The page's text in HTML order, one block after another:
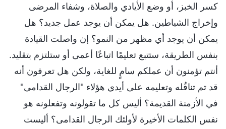
كسر الخبز، أو وضع الأيادي والصلاة، وشفاء المرضى
وإخراج الشياطين. هل يمكن أن يوجد عمل جديد؟ هل
يمكن أن يوجد أي مظهر من النمو؟ إن واصلت القيادة
بنفس الطريقة، ستتبع تعليمًا اتباعًا أعمى أو ستلتزم بتقليد.
أنتم تؤمنون أن عملكم سامٍ للغاية، ولكن هل تعرفون أنه
قد تم تناقُله وتعليمه على أيدي هؤلاء "الرجال القدامى"
في الأزمنة القديمة؟ أليس كل ما تقولونه وتفعلونه هو
نفس الكلمات الأخيرة لأولئك الرجال القدامى؟ أليست